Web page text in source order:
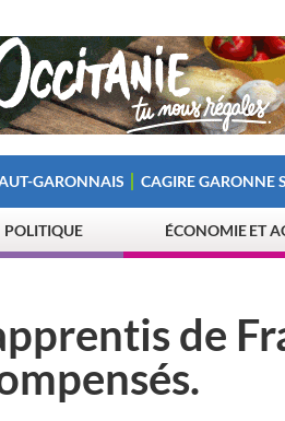
GARONNAIS CAGIRE GARONNE
POLITIQUE ÉCONOMIE ET
de